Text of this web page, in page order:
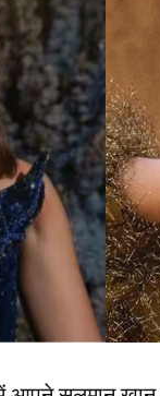
है और करीब 20
उस मंच पर
मंजूरी, फिर भी
स्वीकार
रिलीज में आगे
भारत में विश्व
लिए गए फैसले